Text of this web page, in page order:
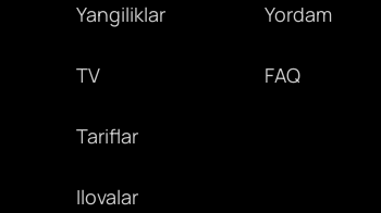
Yangiliklar
TV
Tariflar
Ilovalar
Yordam
FAQ